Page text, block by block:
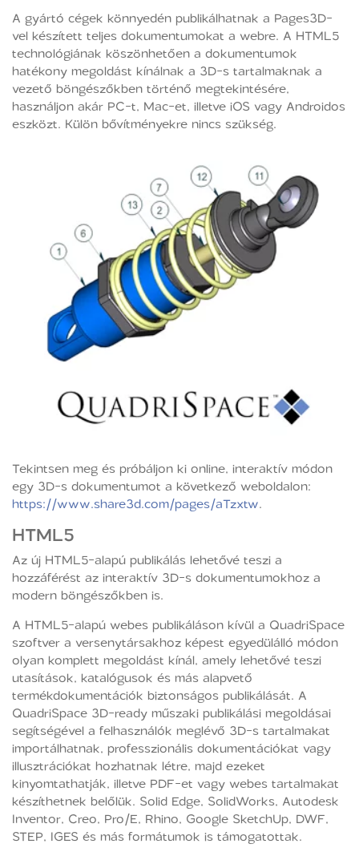
A gyártó cégek könnyedén publikálhatnak a Pages3D-
vel készített teljes dokumentumokat a webre. A HTML5
technológiának köszönhetően a dokumentumok
hatékony megoldást kínálnak a 3D-s tartalmaknak a
vezető böngészőkben történő megtekintésére,
használjon akár PC-t, Mac-et, illetve iOS vagy Androidos
eszközt. Külön bővítményekre nincs szükség.
Tekintsen meg és próbáljon ki online, interaktív módon
egy 3D-s dokumentumot a következő weboldalon:
https://www.share3d.com/pages/aTzxtw.
HTML5
Az új HTML5-alapú publikálás lehetővé teszi a
hozzáférést az interaktív 3D-s dokumentumokhoz a
modern böngészőkben is.
A HTML5-alapú webes publikáláson kívül a QuadriSpace
szoftver a versenytársakhoz képest egyedülálló módon
olyan komplett megoldást kínál, amely lehetővé teszi
utasítások, katalógusok és más alapvető
termékdokumentációk biztonságos publikálását. A
QuadriSpace 3D-ready műszaki publikálási megoldásai
segítségével a felhasználók meglévő 3D-s tartalmakat
importálhatnak, professzionális dokumentációkat vagy
illusztrációkat hozhatnak létre, majd ezeket
kinyomtathatják, illetve PDF-et vagy webes tartalmakat
készíthetnek belőlük. Solid Edge, SolidWorks, Autodesk
Inventor, Creo, Pro/E, Rhino, Google SketchUp, DWF,
STEP, IGES és más formátumok is támogatottak.